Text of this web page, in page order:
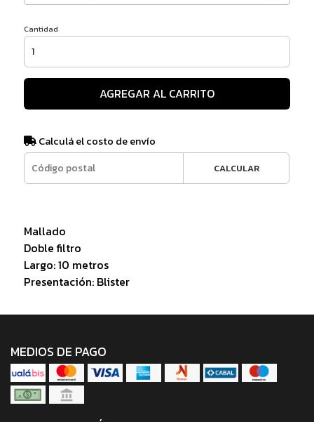
Cantidad
AGREGAR AL CARRITO
Calculá el costo de envío
CALCULAR
Mallado
Doble filtro
Largo: 10 metros
Presentación: Blister
MEDIOS DE PAGO